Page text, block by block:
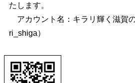
たします。
アカウント名：キラリ輝く滋賀
ri_shiga）